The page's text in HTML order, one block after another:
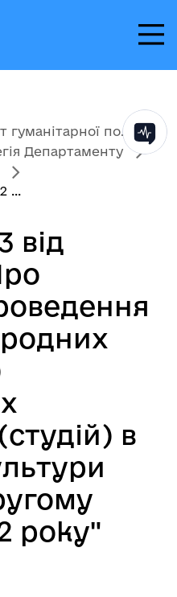
по...
Департаменту
...
від
в
року"